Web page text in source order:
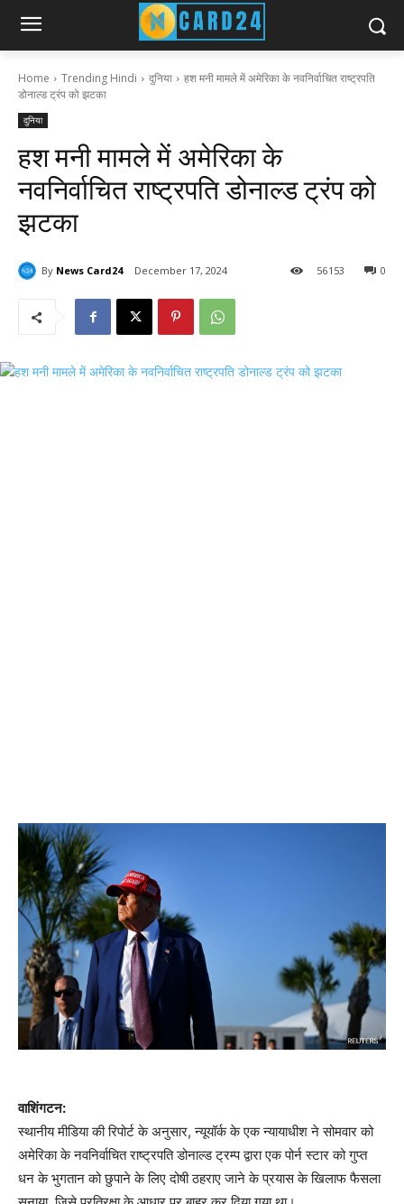
Home Trending Hindi दुनिया
हश मनी मामले में अमेरिका के नवनिर्वाचित राष्ट्रपति
डोनाल्ड ट्रंप को झटका
दुनिया
हश मनी मामले में अमेरिका के
नवनिर्वाचित राष्ट्रपति डोनाल्ड ट्रंप को
झटका
By News Card24 December 17, 2024 0
56153
वाशिंगटन:
स्थानीय मीडिया की रिपोर्ट के अनुसार, न्यूयॉर्क के एक न्यायाधीश ने सोमवार को
अमेरिका के नवनिर्वाचित राष्ट्रपति डोनाल्ड ट्रम्प द्वारा एक पोर्न स्टार को गुप्त
धन के भुगतान को छुपाने के लिए दोषी ठहराए जाने के प्रयास के खिलाफ फैसला